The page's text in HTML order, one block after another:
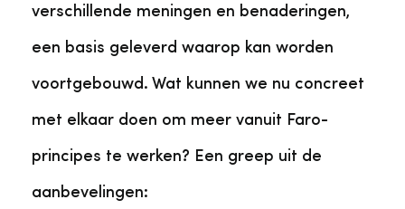
verschillende meningen en benaderingen,
een basis geleverd waarop kan worden
voortgebouwd. Wat kunnen we nu concreet
met elkaar doen om meer vanuit Faro-
principes te werken? Een greep uit de
aanbevelingen: